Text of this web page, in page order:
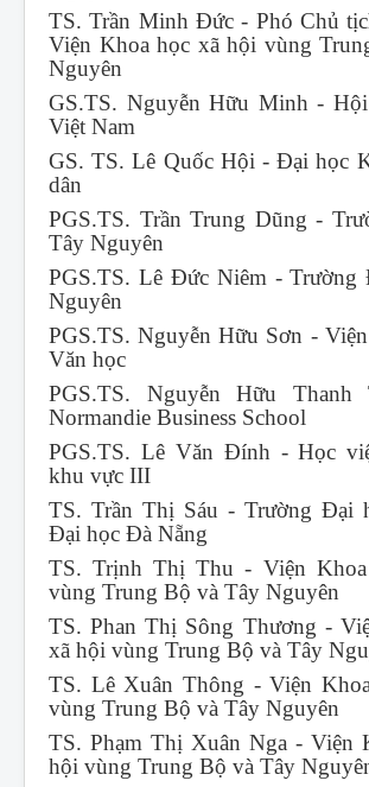
TS. Trần Minh Đức - Phó Chủ
Viện Khoa học xã hội vùng
Nguyên
GS.TS. Nguyễn Hữu Minh -
Việt Nam
GS. TS. Lê Quốc Hội - Đại học
dân
PGS.TS. Trần Trung Dũng -
Tây Nguyên
PGS.TS. Lê Đức Niêm - Trường
Nguyên
PGS.TS. Nguyễn Hữu Sơn -
Văn học
PGS.TS. Nguyễn Hữu
Normandie Business School
PGS.TS. Lê Văn Đính - Học
khu vực III
TS. Trần Thị Sáu - Trường Đại
Đại học Đà Nẵng
TS. Trịnh Thị Thu - Viện
vùng Trung Bộ và Tây
TS. Phan Thị Sông Thương -
xã hội vùng Trung Bộ và Tây
TS. Lê Xuân Thông - Viện
vùng Trung Bộ và Tây Nguyên
TS. Phạm Thị Xuân Nga - Viện
hội vùng Trung Bộ và Tây